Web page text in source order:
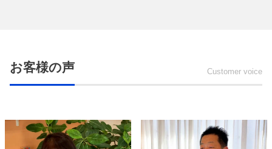
お客様の声 Customer voice